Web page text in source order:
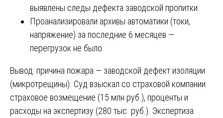
выявлены следы дефекта заводской пропитки.
Проанализировали архивы автоматики (токи,
напряжение) за последние 6 месяцев —
перегрузок не было.
Вывод: причина пожара — заводской дефект изоляции
(микротрещины). Суд взыскал со страховой компании
страховое возмещение (15 млн руб.), проценты и
расходы на экспертизу (280 тыс. руб.). Экспертиза